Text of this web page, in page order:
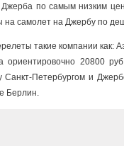
Джерба по самым низким
на самолет на Джербу по
такие компании как:
ориентировочно 20800
Санкт-Петербургом и
Берлин.